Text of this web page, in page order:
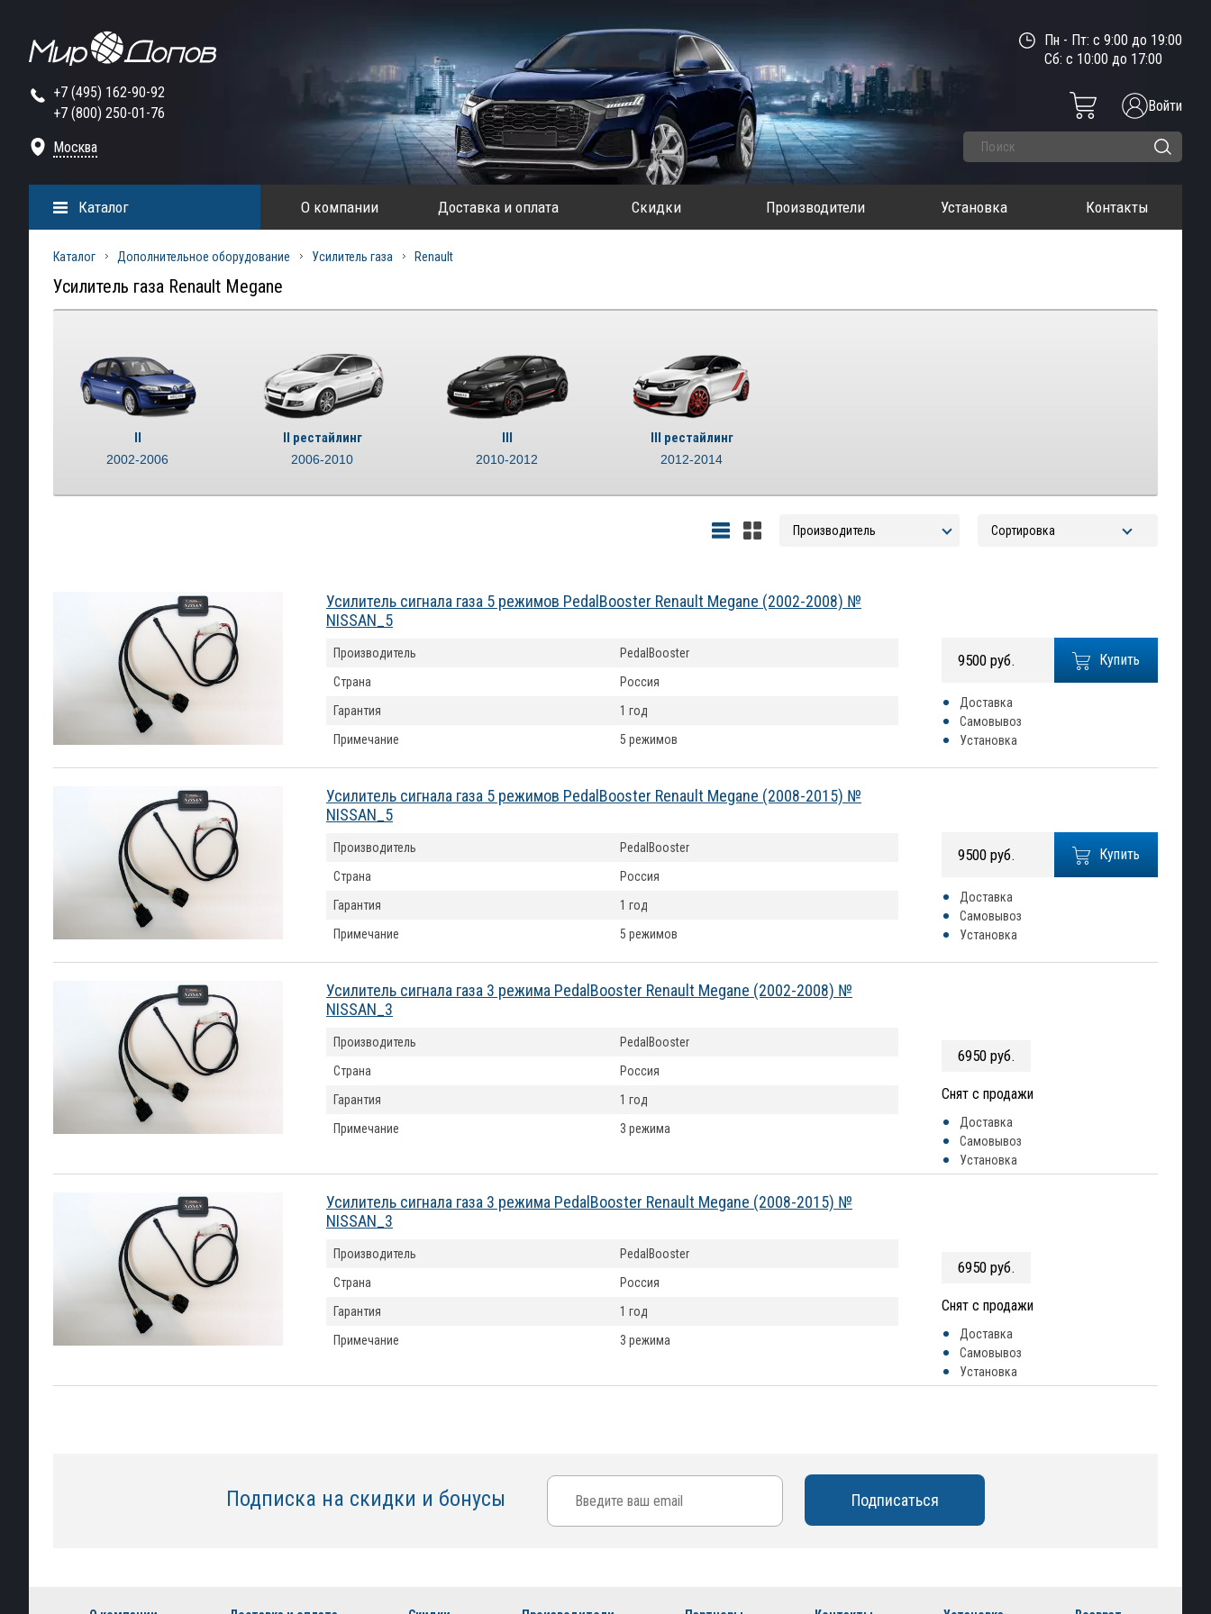
+7 (495) 162-90-92
+7 (800) 250-01-76
Москва
Пн - Пт: с 9:00 до 19:00
Сб: с 10:00 до 17:00
Войти
О компании Доставка и оплата Скидки Производители Установка Контакты
Каталог
Каталог Дополнительное оборудование Усилитель газа Renault
Усилитель газа Renault Megane
II
2002-2006
II рестайлинг
2006-2010
III
2010-2012
III рестайлинг
2012-2014
Усилитель сигнала газа 5 режимов PedalBooster Renault Megane (2002-2008) №
NISSAN_5
Купить
9500 руб.
Доставка
Самовывоз
Установка
Производитель
PedalBooster
Страна
Россия
Гарантия
1 год
Примечание
5 режимов
Усилитель сигнала газа 5 режимов PedalBooster Renault Megane (2008-2015) №
NISSAN_5
Купить
9500 руб.
Доставка
Самовывоз
Установка
Производитель
PedalBooster
Страна
Россия
Гарантия
1 год
Примечание
5 режимов
Усилитель сигнала газа 3 режима PedalBooster Renault Megane (2002-2008) №
NISSAN_3
6950 руб.
Снят с продажи
Доставка
Самовывоз
Установка
Производитель
PedalBooster
Страна
Россия
Гарантия
1 год
Примечание
3 режима
Усилитель сигнала газа 3 режима PedalBooster Renault Megane (2008-2015) №
NISSAN_3
6950 руб.
Снят с продажи
Доставка
Самовывоз
Установка
Производитель
PedalBooster
Страна
Россия
Гарантия
1 год
Примечание
3 режима
Подписка на скидки и бонусы